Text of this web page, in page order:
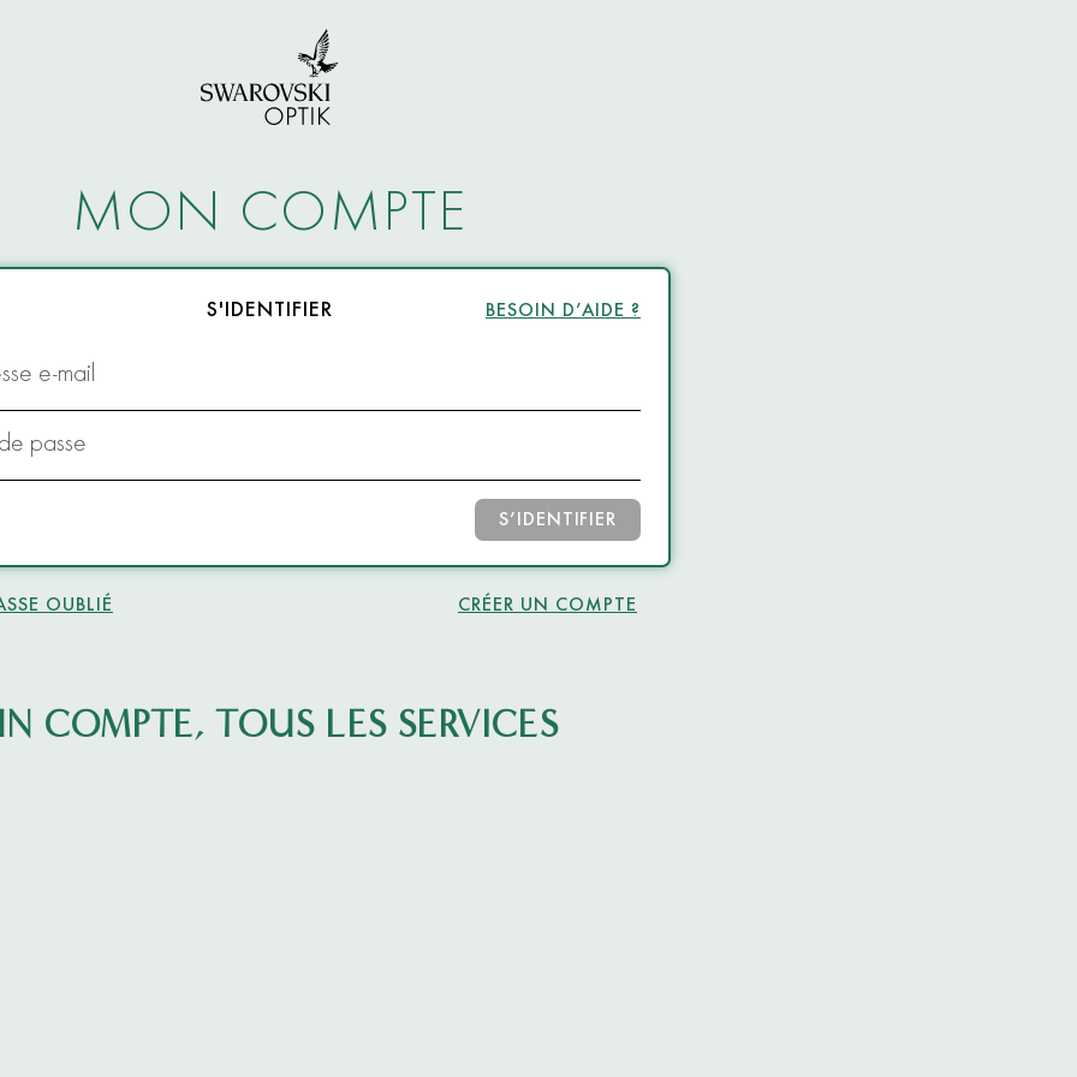
MON COMPTE
S'IDENTIFIER BESOIN D’AIDE ?
e-mail
passe
S’IDENTIFIER
OUBLIÉ CRÉER UN COMPTE
COMPTE, TOUS LES SERVICES